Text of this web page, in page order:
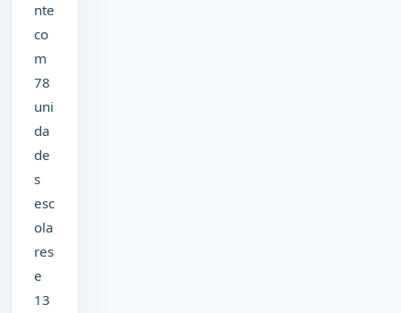
nte
co
m
78
uni
da
de
s
esc
ola
res
e
13